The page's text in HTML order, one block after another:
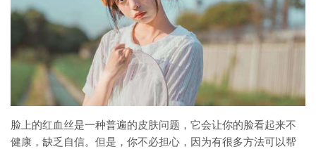
脸上的红血丝是一种普遍的皮肤问题，它会让你的脸看起来不
健康，缺乏自信。但是，你不必担心，因为有很多方法可以帮